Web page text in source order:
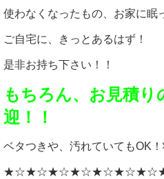
使わなくなったもの、お家に眠
ご自宅に、きっとあるはず！
是非お持ち下さい！！
もちろん、お見積り
迎！！
ベタつきや、汚れていてもOK！